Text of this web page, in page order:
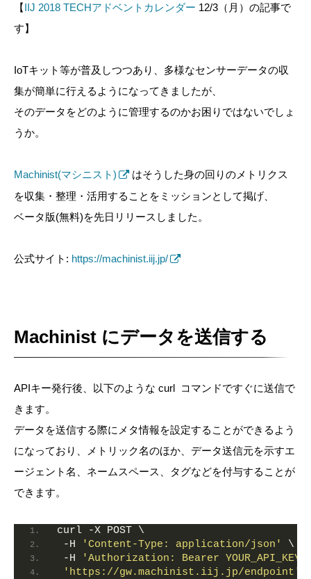
【IIJ 2018 TECHアドベントカレンダー 12/3（月）の記事で
す】
IoTキット等が普及しつつあり、多様なセンサーデータの収
集が簡単に行えるようになってきましたが、
そのデータをどのように管理するのかお困りではないでしょ
うか。
Machinist(マシニスト)
はそうした身の回りのメトリクス
を収集・整理・活用することをミッションとして掲げ、
ベータ版(無料)を先日リリースしました。
公式サイト: https://machinist.iij.jp/
Machinist にデータを送信する
APIキー発行後、以下のような curl コマンドですぐに送信で
きます。
データを送信する際にメタ情報を設定することができるよう
になっており、メトリック名のほか、データ送信元を示すエ
ージェント名、ネームスペース、タグなどを付与することが
できます。
curl -X POST \
-H
'Content-Type: application/json'
\
-H
'Authorization: Bearer YOUR_API_KEY'
'https://gw.machinist.iij.jp/endpoint'